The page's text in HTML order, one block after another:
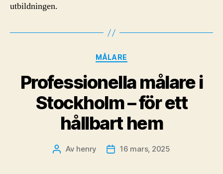
utbildningen.
Kategorier
MÅLARE
Professionella målare i
Stockholm – för ett
hållbart hem
Inläggsförfattare
Av henry Inläggsdatum
16 mars, 2025